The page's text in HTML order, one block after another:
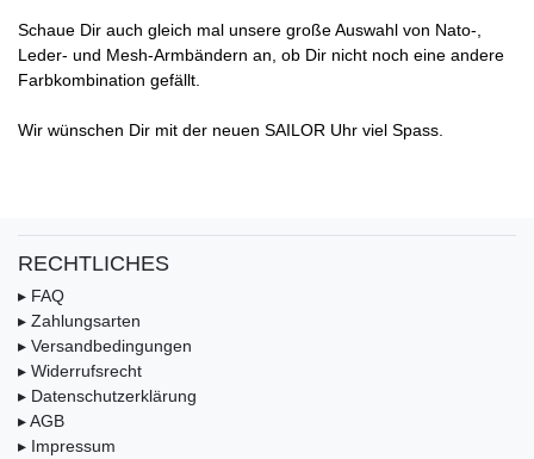
Schaue Dir auch gleich mal unsere große Auswahl von Nato-,
Leder- und Mesh-Armbändern an, ob Dir nicht noch eine andere
Farbkombination gefällt.
Wir wünschen Dir mit der neuen SAILOR Uhr viel Spass.
RECHTLICHES
▸ FAQ
▸ Zahlungsarten
▸ Versandbedingungen
▸ Widerrufsrecht
▸ Datenschutzerklärung
▸ AGB
▸ Impressum